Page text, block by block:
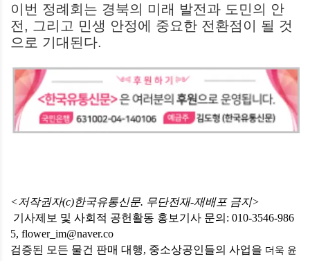
이번 정례회는 경북의 미래 발전과 도민의 안
전, 그리고 민생 안정에 중요한 전환점이 될 것
으로 기대된다.
<저작권자(c)한국유통신문. 무단전재-재배포 금지>
기사제보 및 사회적 공헌활동 홍보기사 문의: 010-3546-986
5, flower_im@naver.co
검증된 모든 물건 판매 대행, 중소상공인들의 사업을 더욱 윤